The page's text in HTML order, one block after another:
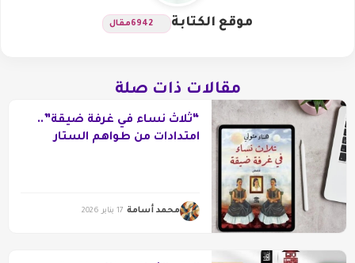
موقع الكتابة 6942مقال
مقالات ذات صلة
“ثلاث نساء في غرفة ضيقة”..
امتدادات من طواهم الستار
محمد أسامة 17 يناير 2026